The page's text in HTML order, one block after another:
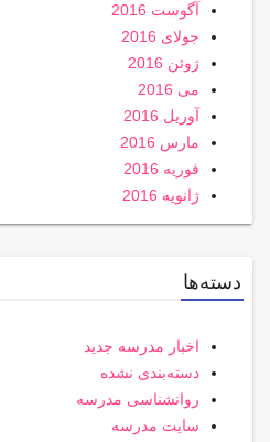
آگوست 2016
جولای 2016
ژوئن 2016
می 2016
آوریل 2016
مارس 2016
فوریه 2016
ژانویه 2016
دسته‌ها
اخبار مدرسه جدید
دسته‌بندی نشده
روانشناسی مدرسه
سایت مدرسه